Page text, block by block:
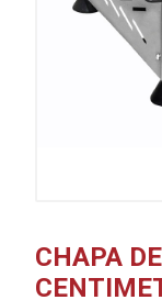
CHAPA